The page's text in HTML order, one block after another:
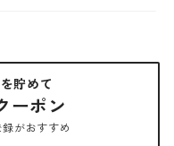
貯めて
ーポン
がおすすめ